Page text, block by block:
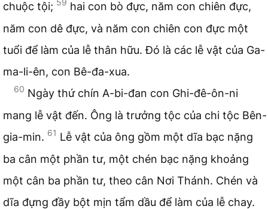
chuộc tội;
hai con bò đực, năm con chiên đực,
năm con dê đực, và năm con chiên con đực một
tuổi để làm của lễ thân hữu. Đó là các lễ vật của Ga-
ma-li-ên, con Bê-đa-xua.
60 Ngày thứ chín A-bi-đan con Ghi-đê-ôn-ni
mang lễ vật đến. Ông là trưởng tộc của chi tộc Bên-
gia-min. 61 Lễ vật của ông gồm một dĩa bạc nặng
ba cân một phần tư, một chén bạc nặng khoảng
một cân ba phần tư, theo cân Nơi Thánh. Chén và
dĩa đựng đầy bột mịn tẩm dầu để làm của lễ chay.